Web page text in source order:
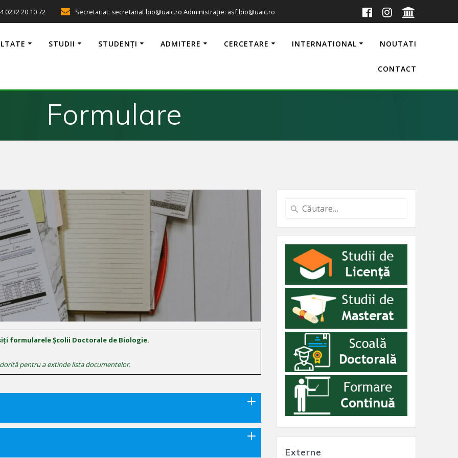
0232 20 10 72 Secretariat: secretariat.bio@uaic.ro Administrație: asf.bio@uaic.ro
STUDII STUDENȚI ADMITERE CERCETARE INTERNATIONAL NOUTATI
CONTACT
Formulare
formularele Școlii Doctorale de Biologie.
pentru a extinde lista documentelor.
Caută
după:
Externe